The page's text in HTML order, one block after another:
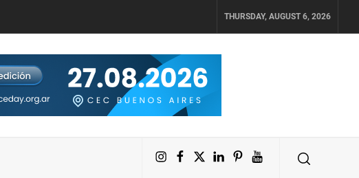
THURSDAY, AUGUST 6, 2026
Instagram
Facebook
X LinkedIn
PinterestYouTube